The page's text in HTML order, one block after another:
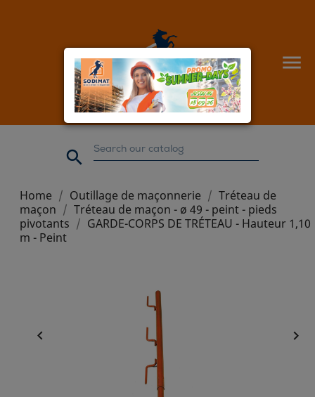


Home Outillage de maçonnerie
Tréteau de
maçon
Tréteau de maçon - ø 49 - peint - pieds
pivotants
GARDE-CORPS DE TRÉTEAU - Hauteur 1,10
m - Peint
 